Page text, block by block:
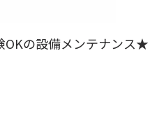
OKの設備メンテナンス★